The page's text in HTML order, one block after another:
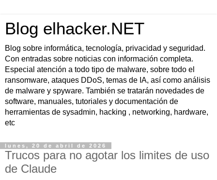
Blog elhacker.NET
Blog sobre informática, tecnología, privacidad y seguridad.
Con entradas sobre noticias con información completa.
Especial atención a todo tipo de malware, sobre todo el
ransomware, ataques DDoS, temas de IA, así como análisis
de malware y spyware. También se tratarán novedades de
software, manuales, tutoriales y documentación de
herramientas de sysadmin, hacking , networking, hardware,
etc
lunes, 20 de abril de 2026
Trucos para no agotar los limites de uso
de Claude